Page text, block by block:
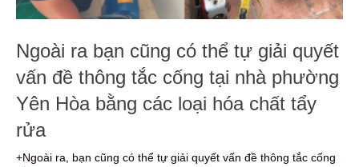
Ngoài ra bạn cũng có thể tự giải quyết
vấn đề thông tắc cống tại nhà phường
Yên Hòa bằng các loại hóa chất tẩy
rửa
+Ngoài ra, bạn cũng có thể tự giải quyết vấn đề thông tắc cống